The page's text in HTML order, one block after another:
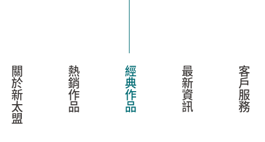
關於新太盟 熱銷作品 經典作品 最新資訊 客戶服務